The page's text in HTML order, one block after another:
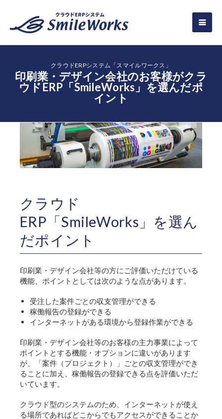
クラウドERPシステム「スマイルワークス」
印刷業・デザイン会社のお客様がクラ
ウドERP「SmileWorks」を選んだポ
イント
クラウド
ERP「SmileWorks」を選ん
だポイント
印刷業・デザイン会社等の方にご評価いただけている
機能、ポイントとしては次のような点があります。
受注した案件ごとの収支管理ができる
稼働報告の登録ができる
インターネットがある環境から登録作業ができる
印刷業・デザイン会社等のお客様の主力事業によって
ポイントとする機能・オプションに違いがあります
が、「案件（プロジェクト）」ごとの収支管理ができ
ることに加え、稼働報告の登録できる点を評価いただ
いています。
クラウド型のシステムのため、インターネットが使え
る場所であればどこからでもアクセスができることか